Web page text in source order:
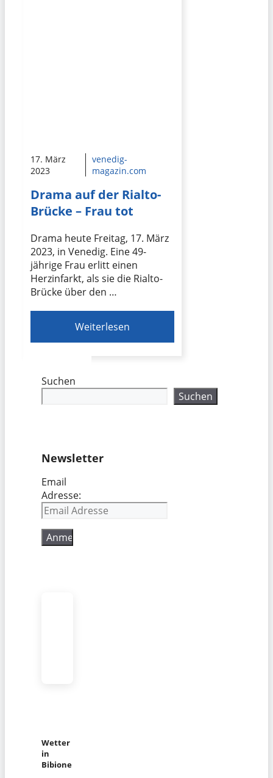
17. März
2023
venedig-
magazin.com
Drama auf der Rialto-
Brücke – Frau tot
Drama heute Freitag, 17. März
2023, in Venedig. Eine 49-
jährige Frau erlitt einen
Herzinfarkt, als sie die Rialto-
Brücke über den …
Weiterlesen
Suchen
Suchen
Newsletter
Email
Adresse:
Wetter
in
Bibione